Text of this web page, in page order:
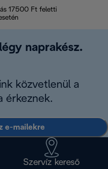
17500 Ft feletti
naprakész.
közvetlenül a
érkeznek.
e-mailekre
Szervíz kereső